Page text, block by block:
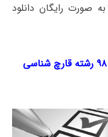
صورت رایگان دانلود
دانلود سوالات کنکور کارشناسی ارشد ۹۸ رشته قارچ شناسی